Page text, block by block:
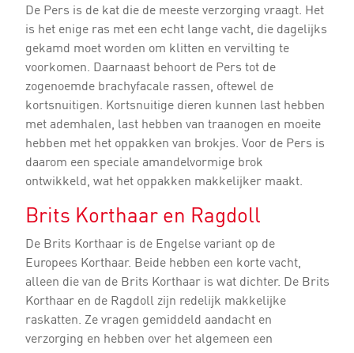
De Pers is de kat die de meeste verzorging vraagt. Het
is het enige ras met een echt lange vacht, die dagelijks
gekamd moet worden om klitten en vervilting te
voorkomen. Daarnaast behoort de Pers tot de
zogenoemde brachyfacale rassen, oftewel de
kortsnuitigen. Kortsnuitige dieren kunnen last hebben
met ademhalen, last hebben van traanogen en moeite
hebben met het oppakken van brokjes. Voor de Pers is
daarom een speciale amandelvormige brok
ontwikkeld, wat het oppakken makkelijker maakt.
Brits Korthaar en Ragdoll
De Brits Korthaar is de Engelse variant op de
Europees Korthaar. Beide hebben een korte vacht,
alleen die van de Brits Korthaar is wat dichter. De Brits
Korthaar en de Ragdoll zijn redelijk makkelijke
raskatten. Ze vragen gemiddeld aandacht en
verzorging en hebben over het algemeen een